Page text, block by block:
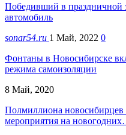
Победивший в праздничной
автомобиль
sonar54.ru 1 Май, 2022 0
Фонтаны в Новосибирске
режима самоизоляции
8 Май, 2020
Полмиллиона новосибирцев
мероприятия на